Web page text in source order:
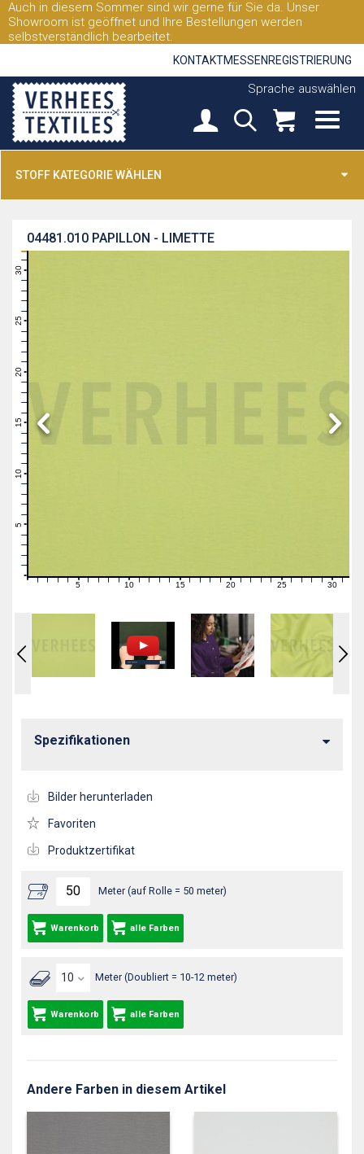
Auch in diesem Sommer sind wir gerne für Sie da. Unser
Showroom ist geöffnet und Ihre Bestellungen werden
selbstverständlich bearbeitet.
KONTAKTMESSEN REGISTRIERUNG
Sprache auswählen
STOFF KATEGORIE WÄHLEN
PAPILLON - LIMETTE
04481.010
11
16
21
26
1 2 3 4 6 7 89 11121314 16171819 21222324 26272829 31
Meter (auf Rolle = 50 meter)
Warenkorb alle Farben
Meter (Doubliert = 10-12 meter)
Warenkorb alle Farben
Spezifikationen
Bilder herunterladen
Favoriten
Produktzertifikat
Andere Farben in diesem Artikel